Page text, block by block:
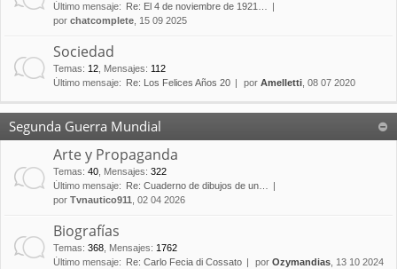
Último mensaje:
Re: El 4 de noviembre de 1921…
por chatcomplete , 15 09 2025
Sociedad
Temas: 12 Mensajes: 112
Último mensaje:
Re: Los Felices Años 20 por Amelletti , 08 07 2020
Segunda Guerra Mundial
Arte y Propaganda
Temas: 40 Mensajes: 322
Último mensaje:
Re: Cuaderno de dibujos de un…
por Tvnautico911 , 02 04 2026
Biografías
Temas: 368 Mensajes: 1762
Último mensaje:
Re: Carlo Fecia di Cossato por Ozymandias , 13 10 2024